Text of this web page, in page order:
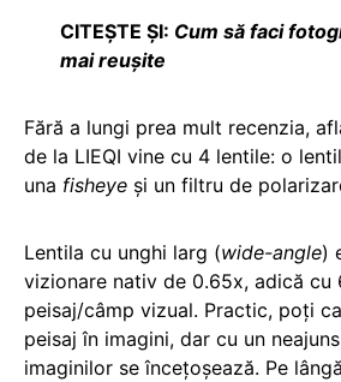
CITEȘTE ȘI: Cum să faci
mai reuşite
Fără a lungi prea mult recenzia,
de la LIEQI vine cu 4 lentile: o
una fisheye și un filtru de
Lentila cu unghi larg (wide-angle)
vizionare nativ de 0.65x, adică cu
peisaj/câmp vizual. Practic, poți
peisaj în imagini, dar cu un
imaginilor se încețoșează. Pe